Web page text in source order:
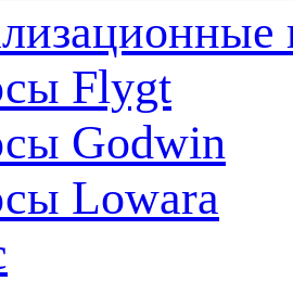
Flygt
Godwin
Lowara